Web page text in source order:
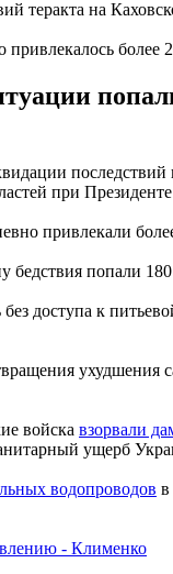
при
привлекали
попали
доступа к
ухудшения
войска взорвали
ущерб
водопроводов в
- Клименко